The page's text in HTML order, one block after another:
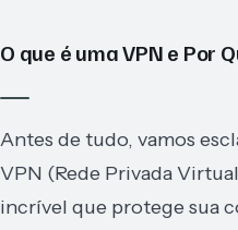
O que é uma VPN e Por
Antes de tudo, vamos
VPN (Rede Privada
incrível que protege sua